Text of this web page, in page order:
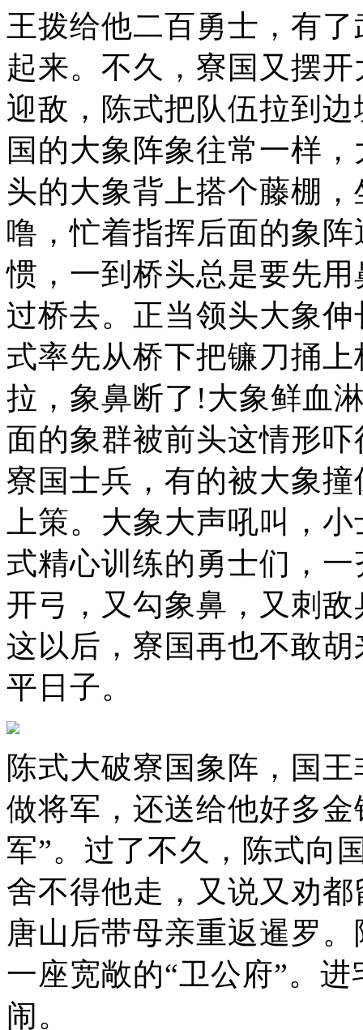
王拨给他二百勇士，有
起来。不久，寮国又摆
迎敌，陈式把队伍拉到
国的大象阵象往常一样
头的大象背上搭个藤棚
噜，忙着指挥后面的象
惯，一到桥头总是要先
过桥去。正当领头大象
式率先从桥下把镰刀捅
拉，象鼻断了!大象鲜血
面的象群被前头这情形
寮国士兵，有的被大象
上策。大象大声吼叫，
式精心训练的勇士们，
开弓，又勾象鼻，又刺
这以后，寮国再也不敢
平日子。
陈式大破寮国象阵，国
做将军，还送给他好多
军”。过了不久，陈式向
舍不得他走，又说又劝
唐山后带母亲重返暹罗
一座宽敞的“卫公府”。
闹。